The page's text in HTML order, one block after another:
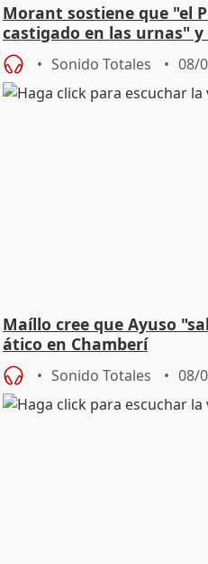
Morant sostiene que "el
castigado en las urnas"
cambio"
Sonido Totales 08/
Maíllo cree que Ayuso
ático en Chamberí
Sonido Totales 08/